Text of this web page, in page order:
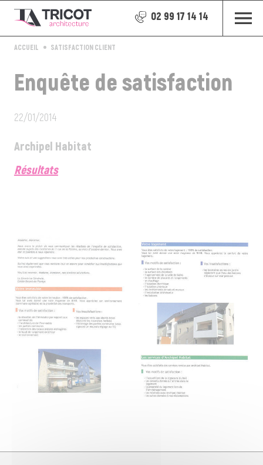
02 99 17 14 14
ACCUEIL SATISFACTION CLIENT
Enquête de satisfaction
22/01/2014
Archipel Habitat
Résultats